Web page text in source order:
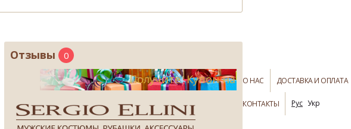
Отзывы 0
Получите Купон на
СКИДКУ
+
О НАС ДОСТАВКА И ОПЛАТА
КОНТАКТЫ Рус Укр